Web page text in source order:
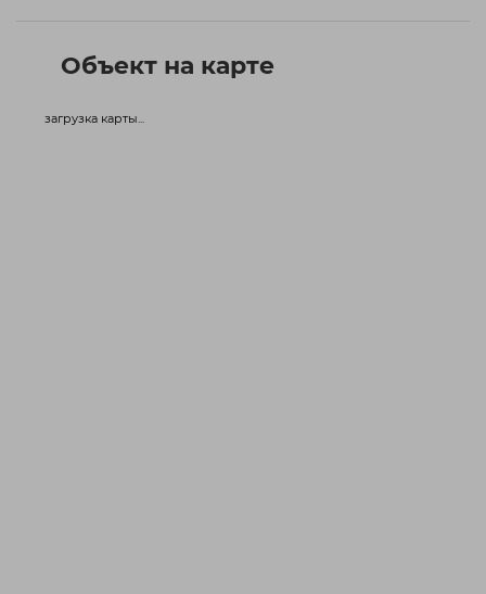
Объект на карте
загрузка карты...